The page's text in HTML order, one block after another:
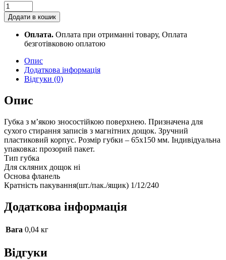
Губка
для
дошок
магнітна
Optima,
60x145
O71803
Додати в кошик
Оплата. Оплата при отриманні товару, Оплата
безготівковою оплатою
Опис
Додаткова інформація
Відгуки (0)
Опис
Губка з м’якою зносостійкою поверхнею. Призначена для
сухого стирання записів з магнітних дощок. Зручний
пластиковий корпус. Розмір губки – 65х150 мм. Індивідуальна
упаковка: прозорий пакет.
Тип губка
Для скляних дощок ні
Основа фланель
Кратність пакування(шт./пак./ящик) 1/12/240
Додаткова інформація
Вага 0,04 кг
Відгуки